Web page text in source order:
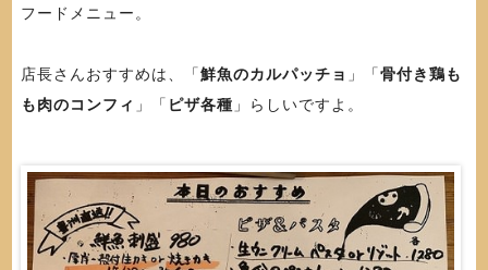
フードメニュー。
店長さんおすすめは、「鮮魚のカルパッチョ 」「骨付き鶏も
も肉のコンフィ 」「 ピザ各種 」らしいですよ。